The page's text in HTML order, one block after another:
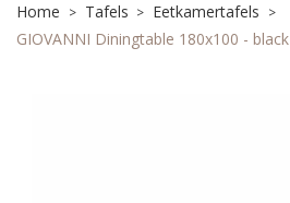
Home Tafels
Eetkamertafels
GIOVANNI Diningtable 180x100 - black